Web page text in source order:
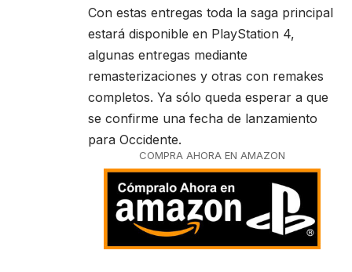
Con estas entregas toda la saga principal
estará disponible en PlayStation 4,
algunas entregas mediante
remasterizaciones y otras con remakes
completos. Ya sólo queda esperar a que
se confirme una fecha de lanzamiento
para Occidente.
COMPRA AHORA EN AMAZON